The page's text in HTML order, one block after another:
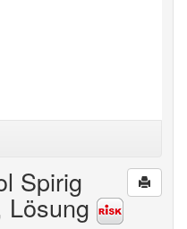
Spirig
Lösung